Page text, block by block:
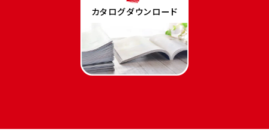
カタログダウンロード